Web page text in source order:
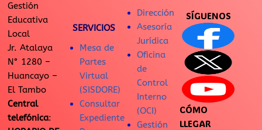
Gestión
Educativa
Local
Jr. Atalaya
N° 1280 –
Huancayo –
El Tambo
Central
telefónica:
SERVICIOS
Mesa de
Partes
Virtual
(SISDORE)
Consultar
Expediente
Dirección
Asesoría
Jurídica
Oficina
de
Control
Interno
(OCI)
Gestión
SÍGUENOS
CÓMO
LLEGAR